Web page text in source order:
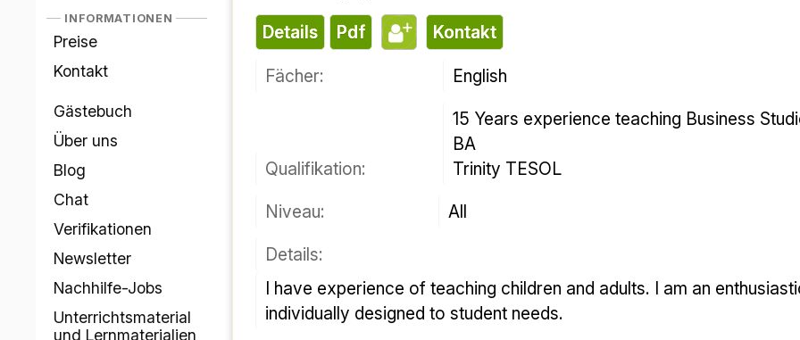
INFORMATIONEN
Preise
Kontakt
Gästebuch
Über uns
Blog
Chat
Verifikationen
Newsletter
Nachhilfe-Jobs
Unterrichtsmaterial
und Lernmaterialien
Details pdf Kontakt
Fächer: English
Qualifikation:
15 Years experience teaching Business
BA
Trinity TESOL
Niveau:
All
Details:
I have experience of teaching children and adults. I am an enthusiastic but patient tutor, and my lessons are
individually designed to student needs.